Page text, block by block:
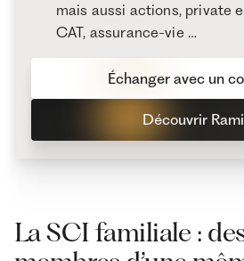
mais aussi actions, private
CAT, assurance-vie …
Découvrir
Échanger avec un
La SCI familiale :